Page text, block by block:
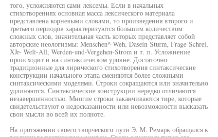
того, усложняются сами лексемы. Если в начальных
стихотворениях основная масса лексического материала
представлена корневыми словами, то произведения второго и
третьего периодов характеризуются большим количеством
сложных слов, значительная часть которых представляет собой
авторские неологизмы: Menschen^-Weh, Dasein-Sturm, Frage-Schrei,
XJr- Welt-All, Werden-und-Vergehen-Strom и т. п. Усложнение
происходит и на синтаксическом уровне. Достаточно
традиционные для лирического стихотворения синтаксические
конструкции начального этапа сменяются более сложными
синтаксическими моделями. Строки сокращаются или значительно
удлиняются. Синтаксические конструкции нередко отличаются
незавершенностью. Многие строки заканчиваются тире, которые
свидетельствуют о недосказанности или невозможности высказать
свои мысли во всей их полноте.
На протяжении своего творческого пути Э. М. Ремарк обращался к